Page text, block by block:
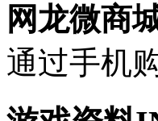
网龙微商
通过手机